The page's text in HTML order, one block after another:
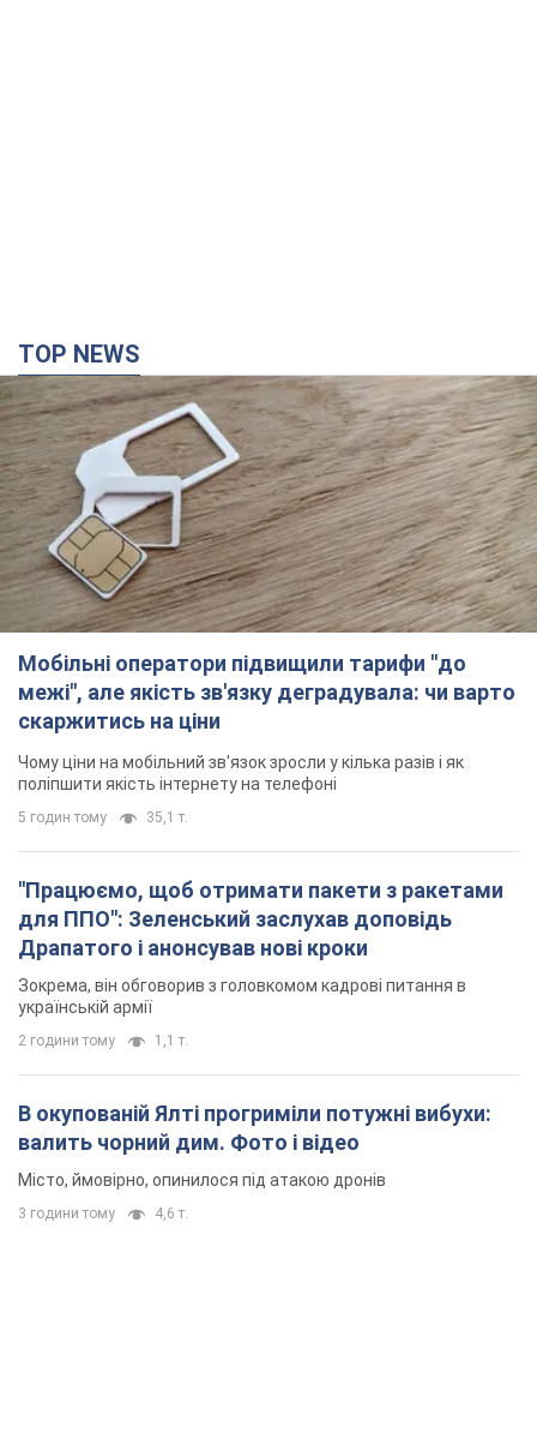
TOP NEWS
Мобільні оператори підвищили тарифи "до
межі", але якість зв'язку деградувала: чи варто
скаржитись на ціни
Чому ціни на мобільний зв'язок зросли у кілька разів і як
поліпшити якість інтернету на телефоні
5 годин тому 35,1 т.
"Працюємо, щоб отримати пакети з ракетами
для ППО": Зеленський заслухав доповідь
Драпатого і анонсував нові кроки
Зокрема, він обговорив з головкомом кадрові питання в
українській армії
2 години тому 1,1 т.
В окупованій Ялті прогриміли потужні вибухи:
валить чорний дим. Фото і відео
Місто, ймовірно, опинилося під атакою дронів
3 години тому 4,6 т.